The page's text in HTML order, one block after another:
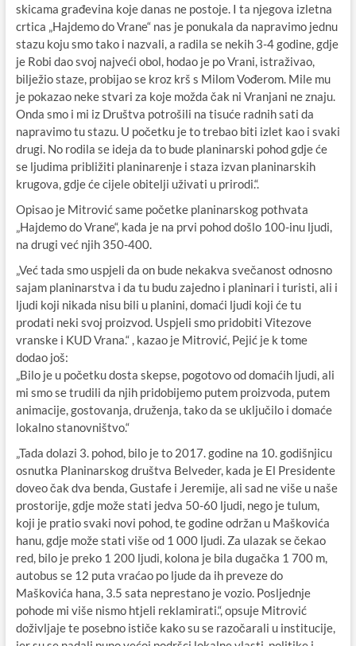
skicama građevina koje danas ne postoje. I ta njegova izletna
crtica „Hajdemo do Vrane“ nas je ponukala da napravimo jednu
stazu koju smo tako i nazvali, a radila se nekih 3-4 godine, gdje
je Robi dao svoj najveći obol, hodao je po Vrani, istraživao,
bilježio staze, probijao se kroz krš s Milom Vođerom. Mile mu
je pokazao neke stvari za koje možda čak ni Vranjani ne znaju.
Onda smo i mi iz Društva potrošili na tisuće radnih sati da
napravimo tu stazu. U početku je to trebao biti izlet kao i svaki
drugi. No rodila se ideja da to bude planinarski pohod gdje će
se ljudima približiti planinarenje i staza izvan planinarskih
krugova, gdje će cijele obitelji uživati u prirodi.“.
Opisao je Mitrović same početke planinarskog pothvata
„Hajdemo do Vrane“, kada je na prvi pohod došlo 100-inu ljudi,
na drugi već njih 350-400.
„Već tada smo uspjeli da on bude nekakva svečanost odnosno
sajam planinarstva i da tu budu zajedno i planinari i turisti, ali i
ljudi koji nikada nisu bili u planini, domaći ljudi koji će tu
prodati neki svoj proizvod. Uspjeli smo pridobiti Vitezove
vranske i KUD Vrana.“ , kazao je Mitrović, Pejić je k tome
dodao još:
„Bilo je u početku dosta skepse, pogotovo od domaćih ljudi, ali
mi smo se trudili da njih pridobijemo putem proizvoda, putem
animacije, gostovanja, druženja, tako da se uključilo i domaće
lokalno stanovništvo.“
„Tada dolazi 3. pohod, bilo je to 2017. godine na 10. godišnjicu
osnutka Planinarskog društva Belveder, kada je El Presidente
doveo čak dva benda, Gustafe i Jeremije, ali sad ne više u naše
prostorije, gdje može stati jedva 50-60 ljudi, nego je tulum,
koji je pratio svaki novi pohod, te godine održan u Maškovića
hanu, gdje može stati više od 1 000 ljudi. Za ulazak se čekao
red, bilo je preko 1 200 ljudi, kolona je bila dugačka 1 700 m,
autobus se 12 puta vraćao po ljude da ih preveze do
Maškovića hana, 3.5 sata neprestano je vozio. Posljednje
pohode mi više nismo htjeli reklamirati.“, opsuje Mitrović
doživljaje te posebno ističe kako su se razočarali u institucije,